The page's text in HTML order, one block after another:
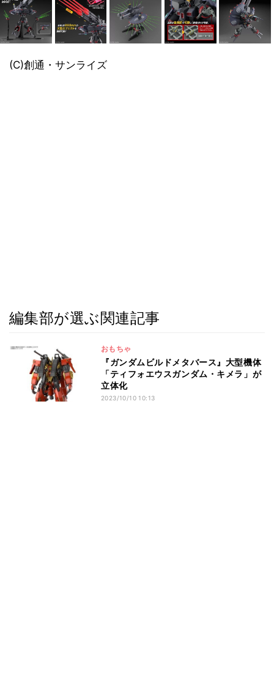
(C)創通・サンライズ
編集部が選ぶ関連記事
おもちゃ
『ガンダムビルドメタバース』大型機体
「ティフォエウスガンダム・キメラ」が
立体化
2023/10/10 10:13